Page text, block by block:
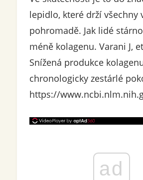
lepidlo, které drží všechny
pohromadě. Jak lidé
méně kolagenu. Varani J,
Snížená produkce
chronologicky zestárlé
https://
ad